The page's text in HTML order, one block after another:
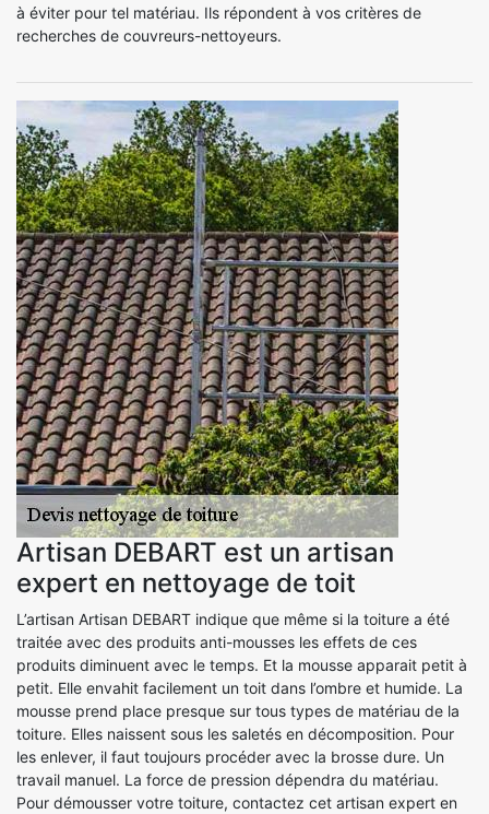
à éviter pour tel matériau. Ils répondent à vos critères de
recherches de couvreurs-nettoyeurs.
Artisan DEBART est un artisan
expert en nettoyage de toit
L’artisan Artisan DEBART indique que même si la toiture a été
traitée avec des produits anti-mousses les effets de ces
produits diminuent avec le temps. Et la mousse apparait petit à
petit. Elle envahit facilement un toit dans l’ombre et humide. La
mousse prend place presque sur tous types de matériau de la
toiture. Elles naissent sous les saletés en décomposition. Pour
les enlever, il faut toujours procéder avec la brosse dure. Un
travail manuel. La force de pression dépendra du matériau.
Pour démousser votre toiture, contactez cet artisan expert en